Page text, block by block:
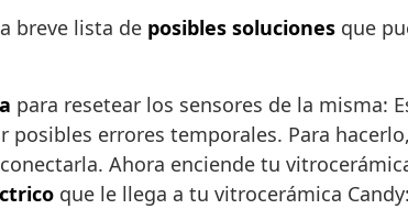
breve lista de posibles soluciones que
para resetear los sensores de la misma:
posibles errores temporales. Para
Ahora enciende tu
que le llega a tu vitrocerámica